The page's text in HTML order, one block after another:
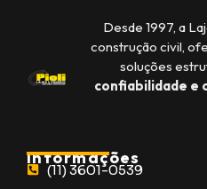
Desde 1997, a
construção civil,
soluções
confiabilidade e
Informações
(11) 3601-0539